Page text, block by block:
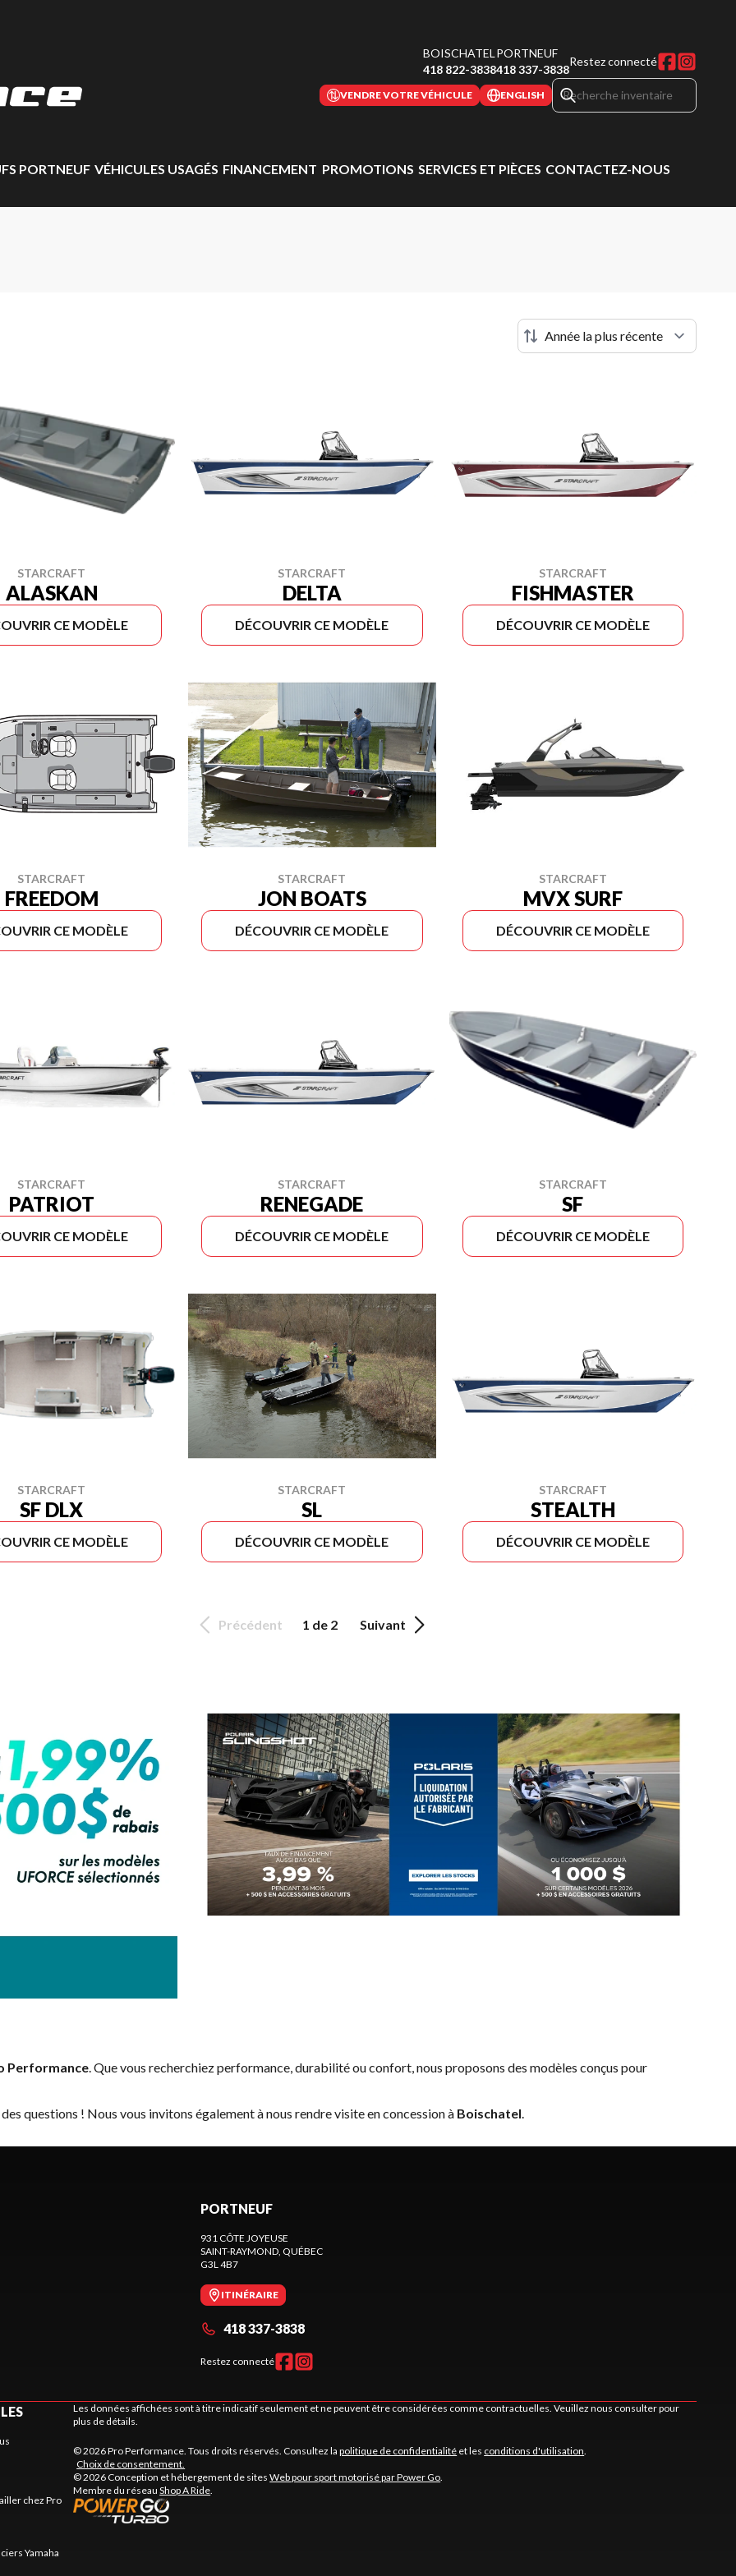
BOISCHATEL
418 822-3838
PORTNEUF
418 337-3838
Restez connecté
VENDRE VOTRE VÉHICULE ENGLISH
PORTNEUF VÉHICULES USAGÉS FINANCEMENT PROMOTIONS SERVICES ET PIÈCES CONTACTEZ-NOUS
STARCRAFT
ALASKAN
CE MODÈLE
STARCRAFT
DELTA
DÉCOUVRIR CE MODÈLE
STARCRAFT
FISHMASTER
DÉCOUVRIR CE MODÈLE
STARCRAFT
FREEDOM
CE MODÈLE
STARCRAFT
JON BOATS
DÉCOUVRIR CE MODÈLE
STARCRAFT
MVX SURF
DÉCOUVRIR CE MODÈLE
STARCRAFT
PATRIOT
CE MODÈLE
STARCRAFT
RENEGADE
DÉCOUVRIR CE MODÈLE
STARCRAFT
SF
DÉCOUVRIR CE MODÈLE
STARCRAFT
SF DLX
CE MODÈLE
STARCRAFT
SL
DÉCOUVRIR CE MODÈLE
STARCRAFT
STEALTH
DÉCOUVRIR CE MODÈLE
Précédent 1 de 2 Suivant
Performance . Que vous recherchiez performance, durabilité ou confort, nous proposons des modèles conçus pour
questions ! Nous vous invitons également à nous rendre visite en concession à Boischatel
PORTNEUF
931 CÔTE JOYEUSE
SAINT-RAYMOND , QUÉBEC
G3L 4B7
ITINÉRAIRE
418 337-3838
Restez connecté
chez Pro
Yamaha
Les données affichées sont à titre indicatif seulement et ne peuvent être considérées comme contractuelles. Veuillez nous consulter pour
plus de détails.
© 2026 Pro Performance. Tous droits réservés. Consultez lapolitique de confidentialité et les conditions d'utilisation
Choix de consentement.
© 2026 Conception et hébergement de sitesWeb pour sport motorisé par Power Go
Membre du réseauShop A Ride